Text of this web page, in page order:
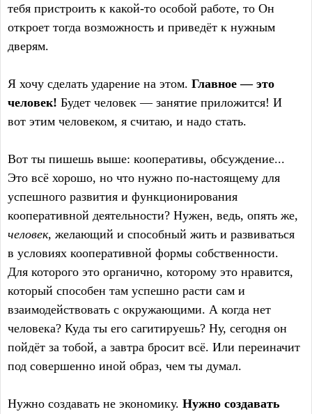
тебя пристроить к какой-то особой работе, то Он
откроет тогда возможность и приведёт к нужным
дверям.
Я хочу сделать ударение на этом. Главное — это
человек! Будет человек — занятие приложится! И
вот этим человеком, я считаю, и надо стать.
Вот ты пишешь выше: кооперативы, обсуждение...
Это всё хорошо, но что нужно по-настоящему для
успешного развития и функционирования
кооперативной деятельности? Нужен, ведь, опять же,
человек, желающий и способный жить и развиваться
в условиях кооперативной формы собственности.
Для которого это органично, которому это нравится,
который способен там успешно расти сам и
взаимодействовать с окружающими. А когда нет
человека? Куда ты его сагитируешь? Ну, сегодня он
пойдёт за тобой, а завтра бросит всё. Или переиначит
под совершенно иной образ, чем ты думал.
Нужно создавать не экономику. Нужно создавать